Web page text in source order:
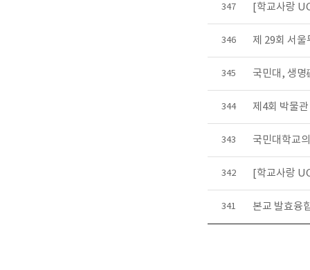
347 [학교사랑
346 제 29회 서
345 국민대, 생명
344 제4회 박물
343 국민대학교
342 [학교사랑
341 본교 발효융